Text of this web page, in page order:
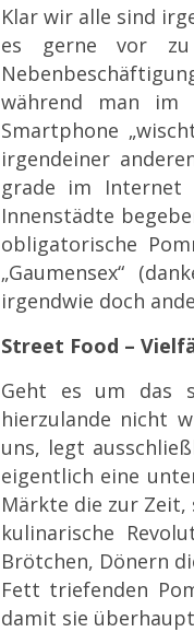
Klar wir alle sind
es gerne vor zu
während man im
Smartphone
irgendeiner
grade im Internet
Innenstädte
obligatorische
„Gaumensex“
irgendwie doch
Street Food –
Geht es um das
hierzulande nicht
uns, legt
eigentlich eine
Märkte die zur Zeit,
kulinarische
Brötchen, Dönern
Fett triefenden
damit sie